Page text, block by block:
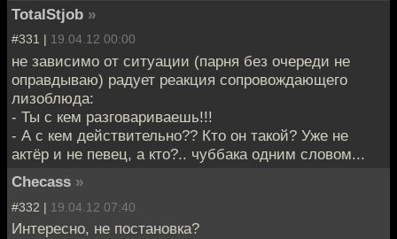
TotalStjob »
#331 | 19.04.12 00:00
не зависимо от ситуации (парня без очереди не
оправдываю) радует реакция сопровождающего
лизоблюда:
- Ты с кем разговариваешь!!!
- А с кем действительно?? Кто он такой? Уже не
актёр и не певец, а кто?.. чуббака одним словом...
Checass »
#332 | 19.04.12 07:40
Интересно, не постановка?